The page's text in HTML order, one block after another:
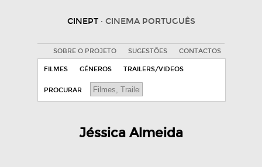
CINEPT · CINEMA PORTUGUÊS
SOBRE O PROJETO SUGESTÕES CONTACTOS
FILMES GÉNEROS TRAILERS/VIDEOS
PROCURAR
Jéssica Almeida